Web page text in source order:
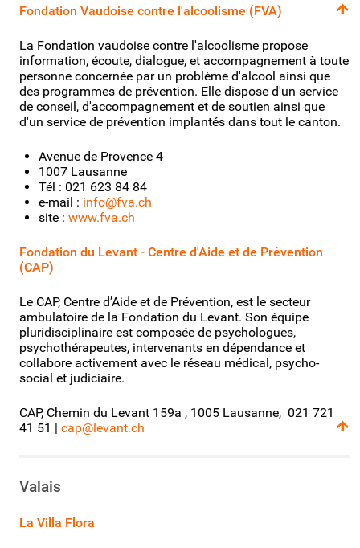
Fondation Vaudoise contre l'alcoolisme (FVA)
La Fondation vaudoise contre l'alcoolisme propose
information, écoute, dialogue, et accompagnement à toute
personne concernée par un problème d'alcool ainsi que
des programmes de prévention. Elle dispose d'un service
de conseil, d'accompagnement et de soutien ainsi que
d'un service de prévention implantés dans tout le canton.
Avenue de Provence 4
1007 Lausanne
Tél : 021 623 84 84
e-mail : info@fva.ch
site : www.fva.ch
Fondation du Levant - Centre d'Aide et de Prévention
(CAP)
Le CAP, Centre d’Aide et de Prévention, est le secteur
ambulatoire de la Fondation du Levant. Son équipe
pluridisciplinaire est composée de psychologues,
psychothérapeutes, intervenants en dépendance et
collabore activement avec le réseau médical, psycho-
social et judiciaire.
CAP, Chemin du Levant 159a , 1005 Lausanne, 021 721
41 51 | cap@levant.ch
Valais
La Villa Flora